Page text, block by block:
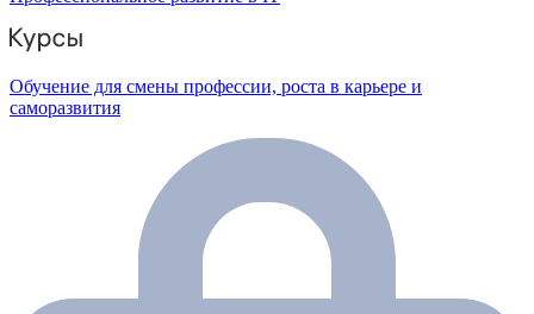
Обучение для смены профессии, роста в карьере и
саморазвития